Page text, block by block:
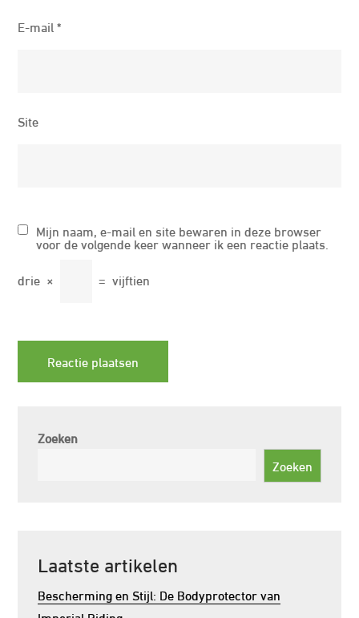
E-mail*
Site
Mijn naam, e-mail en site bewaren in deze browser
voor de volgende keer wanneer ik een reactie plaats.
drie × = vijftien
Zoeken
Zoeken
Laatste artikelen
Bescherming en Stijl: De Bodyprotector van